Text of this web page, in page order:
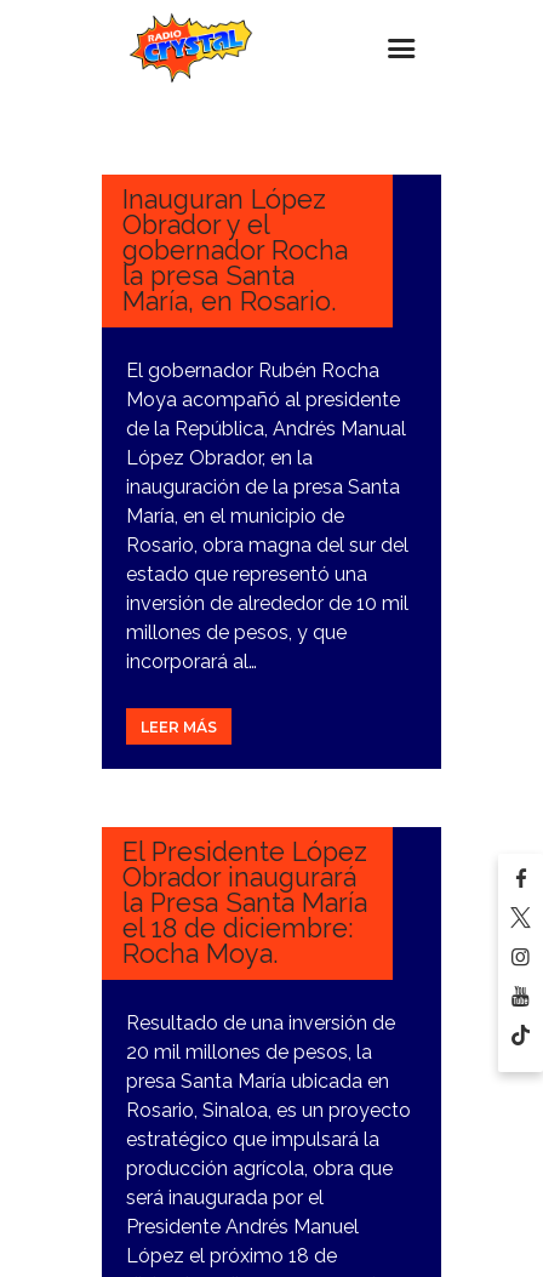
Estaciones
Eventos
Promociones
Noticias
Para ti
Contacto
Inauguran López
Obrador y el
gobernador Rocha
la presa Santa
María, en Rosario.
El gobernador Rubén Rocha
Moya acompañó al presidente
de la República, Andrés Manual
López Obrador, en la
inauguración de la presa Santa
María, en el municipio de
Rosario, obra magna del sur del
estado que representó una
inversión de alrededor de 10 mil
millones de pesos, y que
incorporará al…
LEER MÁS
14
El Presidente López
Obrador inaugurará
la Presa Santa María
el 18 de diciembre:
Rocha Moya.
Resultado de una inversión de
20 mil millones de pesos, la
presa Santa María ubicada en
Rosario, Sinaloa, es un proyecto
estratégico que impulsará la
producción agrícola, obra que
será inaugurada por el
Presidente Andrés Manuel
López el próximo 18 de